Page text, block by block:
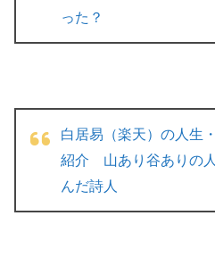
った？
白居易（楽天）の人生
紹介 山あり谷ありの
んだ詩人